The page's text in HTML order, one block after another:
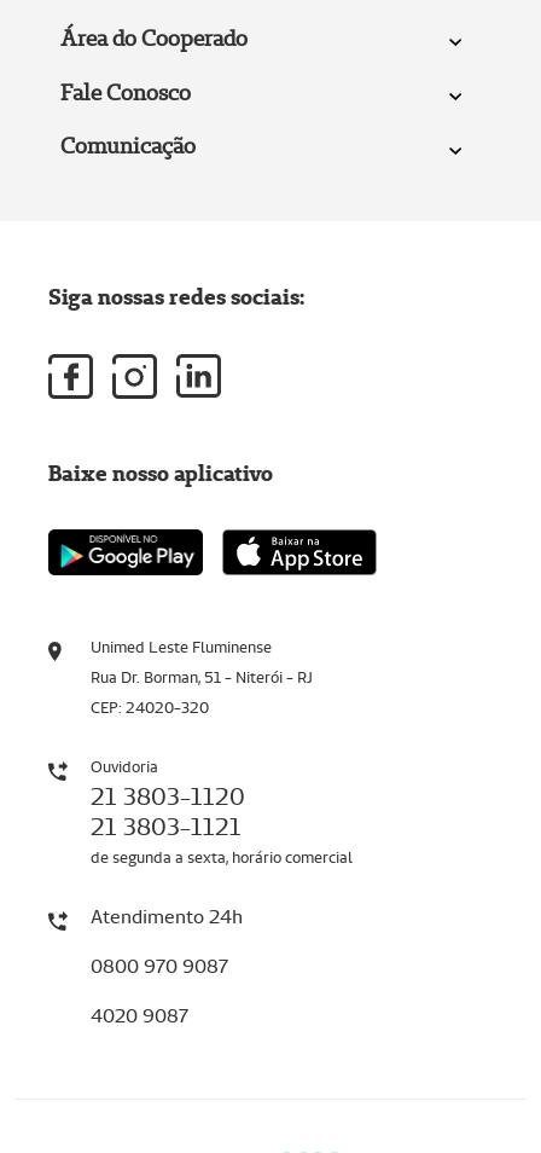
Área do Cooperado
Fale Conosco
Comunicação
Unimed Leste Fluminense
Rua Dr. Borman, 51 - Niterói - RJ
CEP: 24020-320
Ouvidoria
21 3803-1120
21 3803-1121
de segunda a sexta, horário comercial
Atendimento 24h
0800 970 9087
4020 9087
Siga nossas redes sociais:
Baixe nosso aplicativo